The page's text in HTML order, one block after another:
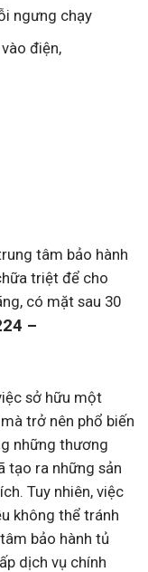
ngưng chạy
điện,
tâm bảo hành
triệt để cho
có mặt sau 30
–
sở hữu một
trở nên phổ biến
những thương
tạo ra những sản
Tuy nhiên, việc
không thể tránh
bảo hành tủ
dịch vụ chính